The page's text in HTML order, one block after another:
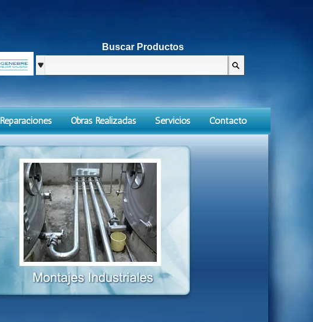
Buscar Productos
Reparaciones Obras Realizadas Servicios Contacto